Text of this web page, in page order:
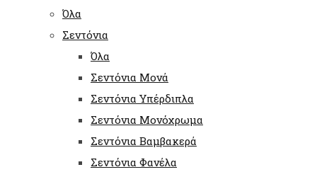
Όλα
Σεντόνια
Όλα
Σεντόνια Μονά
Σεντόνια Υπέρδιπλα
Σεντόνια Μονόχρωμα
Σεντόνια Βαμβακερά
Σεντόνια Φανέλα